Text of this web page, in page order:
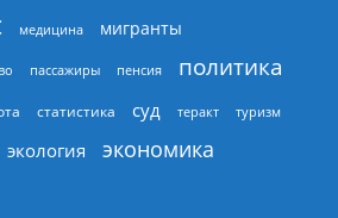
медицина
мигранты
пассажиры пенсия политика
статистика суд теракт туризм
экология экономика